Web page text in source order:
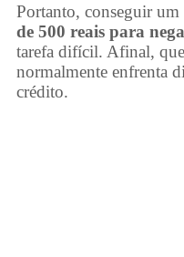
Portanto, conseguir um
de 500 reais para
tarefa difícil. Afinal,
normalmente enfrenta
crédito.